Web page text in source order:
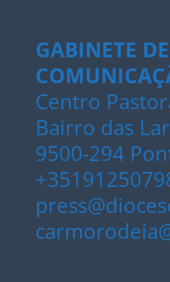
GABINETE DE
Centro
Bairro das
9500-294